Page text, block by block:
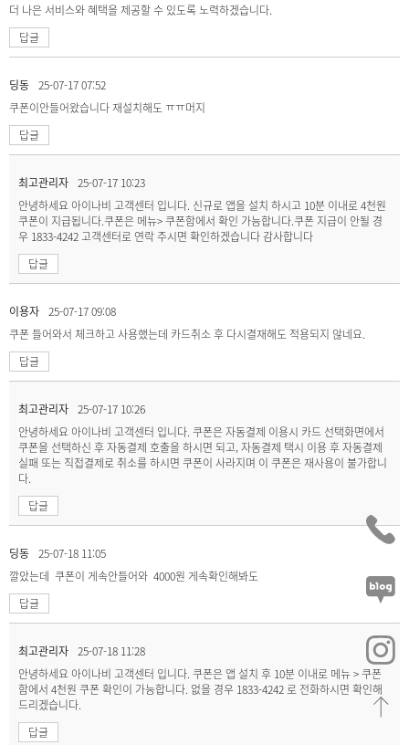
더 나은 서비스와 혜택을 제공할 수 있도록 노력하겠습니다.
답글
딩동 25-07-17 07:52
쿠폰이안들어왔습니다 재설치해도 ㅠㅠ머지
답글
최고관리자 25-07-17 10:23
안녕하세요 아이나비 고객센터 입니다. 신규로 앱을 설치 하시고 10분 이내로 4천원
쿠폰이 지급됩니다.쿠폰은 메뉴> 쿠폰함에서 확인 가능합니다.쿠폰 지급이 안될 경
우 1833-4242 고객센터로 연락 주시면 확인하겠습니다 감사합니다
답글
이용자 25-07-17 09:08
쿠폰 들어와서 체크하고 사용했는데 카드취소 후 다시결재해도 적용되지 않네요.
답글
최고관리자 25-07-17 10:26
안녕하세요 아이나비 고객센터 입니다. 쿠폰은 자동결제 이용시 카드 선택화면에서
쿠폰을 선택하신 후 자동결제 호출을 하시면 되고, 자동결제 택시 이용 후 자동결제
실패 또는 직접결제로 취소를 하시면 쿠폰이 사라지며 이 쿠폰은 재사용이 불가합니
다.
답글
딩동 25-07-18 11:05
깔았는데 쿠폰이 게속안들어와 4000원 게속확인해봐도
답글
최고관리자 25-07-18 11:28
안녕하세요 아이나비 고객센터 입니다. 쿠폰은 앱 설치 후 10분 이내로 메뉴 > 쿠폰
함에서 4천원 쿠폰 확인이 가능합니다. 없을 경우 1833-4242 로 전화하시면 확인해
드리겠습니다.
답글